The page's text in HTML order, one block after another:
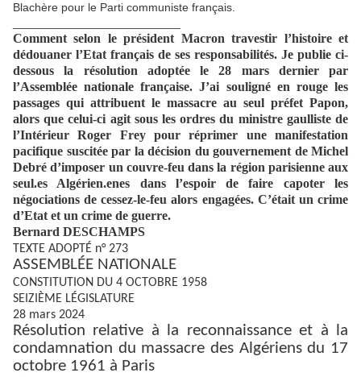
Blachère pour le Parti communiste français.
Comment selon le président Macron travestir l’histoire et
dédouaner l’Etat français de ses responsabilités. Je publie ci-
dessous la résolution adoptée le 28 mars dernier par
l’Assemblée nationale française. J’ai souligné en rouge les
passages qui attribuent le massacre au seul préfet Papon,
alors que celui-ci agit sous les ordres du ministre gaulliste de
l’Intérieur Roger Frey pour réprimer une manifestation
pacifique suscitée par la décision du gouvernement de Michel
Debré d’imposer un couvre-feu dans la région parisienne aux
seul.es Algérien.enes dans l’espoir de faire capoter les
négociations de cessez-le-feu alors engagées. C’était un crime
d’Etat et un crime de guerre.
Bernard DESCHAMPS
TEXTE ADOPTÉ n° 273
ASSEMBLÉE NATIONALE
CONSTITUTION DU 4 OCTOBRE 1958
SEIZIÈME LÉGISLATURE
28 mars 2024
Résolution relative à la reconnaissance et à la
condamnation du massacre des Algériens du 17
octobre 1961 à Paris